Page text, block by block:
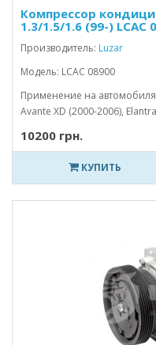
Компрессор
1.3/1.5/1.6 (99-) LCAC
Производитель: Luzar
Модель: LCAC 08900
Применение на
Avante XD (2000-2006),
10200 грн.
КУПИТЬ